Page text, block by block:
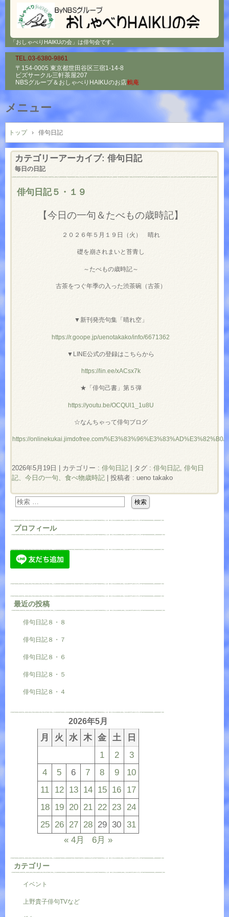
「おしゃべりHAIKUの会」は俳句会です。
TEL.03-6380-9861
〒154-0005 東京都世田谷区三宿1-14-8
ビズサークル三軒茶屋207
NBSグループ＆ おしゃべりHAIKUのお店鶫庵
メニュー
コ
ン
テ
ン
へ
トップ › 俳句日記
カテゴリーアーカイブ: 俳句日記
毎日の日記
俳句日記５・１９
【今日の一句＆たべもの歳時記】
２０２６年５月１９日（火） 晴れ
礎を崩されまいと苔青し
～たべもの歳時記～
古茶をつぐ年季の入った渋茶碗（古茶）
▼新刊発売句集「晴れ空」
https://r.goope.jp/uenotakako/info/6671362
▼LINE公式の登録はこちらから
https://lin.ee/xACsx7k
★「俳句己書」第５弾
https://youtu.be/OCQUl1_1u8U
☆なんちゃって俳句ブログ
https://onlinekukai.jimdofree.com/%E3%83%96%E3%83%AD%E3%82%B0/
2026年5月19日 カテゴリー : 俳句日記 タグ : 俳句日記, 俳句日
記、今日の一句、食べ物歳時記
投稿者 : ueno takako
プロフィール
最近の投稿
俳句日記８・８
俳句日記８・７
俳句日記８・６
俳句日記８・５
俳句日記８・４
2026年5月
月 火 水 木 金 土
日
1
2
3
4
5 6 7 8 9
10
11 12 13 14 15 16 17
18 19 20 21 22 23 24
25 26 27 28 29 30 31
« 4月
6月 »
カテゴリー
イベント
上野貴子俳句TVなど